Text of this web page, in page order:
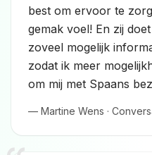
best om ervoor te
gemak voel! En zij
zoveel mogelijk
zodat ik meer
om mij met Spaans
— Martine Wens ·